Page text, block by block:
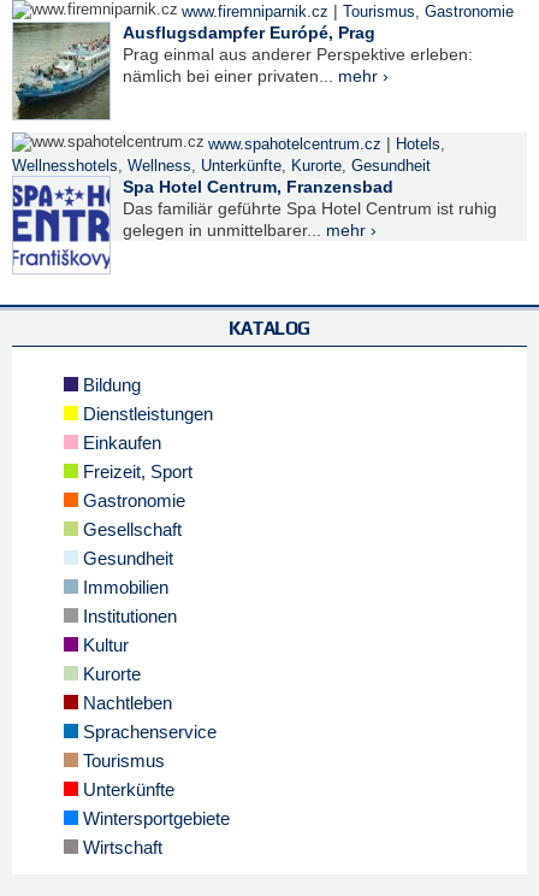
www.firemniparnik.cz | Tourismus, Gastronomie
Ausflugsdampfer Európé, Prag
Prag einmal aus anderer Perspektive erleben:
nämlich bei einer privaten... mehr ›
www.spahotelcentrum.cz | Hotels,
Wellnesshotels, Wellness, Unterkünfte, Kurorte, Gesundheit
Spa Hotel Centrum, Franzensbad
Das familiär geführte Spa Hotel Centrum ist ruhig
gelegen in unmittelbarer... mehr ›
KATALOG
Bildung
Dienstleistungen
Einkaufen
Freizeit, Sport
Gastronomie
Gesellschaft
Gesundheit
Immobilien
Institutionen
Kultur
Kurorte
Nachtleben
Sprachenservice
Tourismus
Unterkünfte
Wintersportgebiete
Wirtschaft